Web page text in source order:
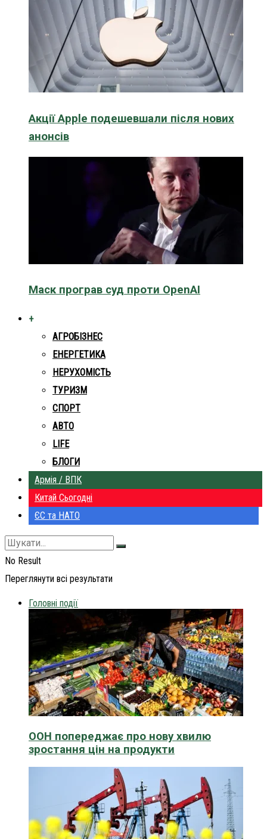
Акції Apple подешевшали після нових
анонсів
Маск програв суд проти OpenAI
+
АГРОБІЗНЕС
ЕНЕРГЕТИКА
НЕРУХОМІСТЬ
ТУРИЗМ
СПОРТ
АВТО
LIFE
БЛОГИ
Армія / ВПК
Китай Сьогодні
ЄС та НАТО
No Result
Переглянути всі результати
Головні події
ООН попереджає про нову хвилю
зростання цін на продукти